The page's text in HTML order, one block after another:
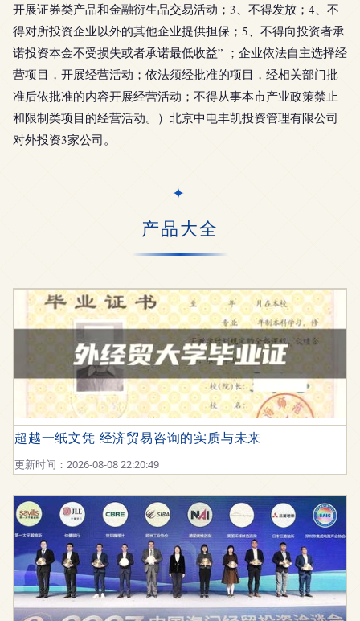
开展证券类产品和金融衍生品交易活动；3、不得发放；4、不
得对所投资企业以外的其他企业提供担保；5、不得向投资者承
诺投资本金不受损失或者承诺最低收益” ；企业依法自主选择经
营项目，开展经营活动；依法须经批准的项目，经相关部门批
准后依批准的内容开展经营活动；不得从事本市产业政策禁止
和限制类项目的经营活动。）北京中电丰凯投资管理有限公司
对外投资3家公司。
产品大全
超越一纸文凭 经济贸易咨询的实质与未来
更新时间：2026-08-08 22:20:49